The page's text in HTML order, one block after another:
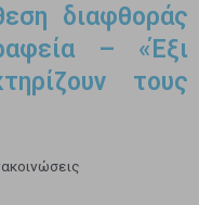
διαφθοράς
– «Έξι
τους